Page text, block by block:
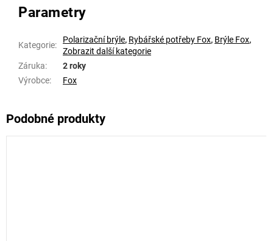
Parametry
Kategorie:
Polarizační brýle, Rybářské potřeby Fox, Brýle Fox,
Zobrazit další kategorie
Záruka:
2 roky
Výrobce: Fox
Podobné produkty